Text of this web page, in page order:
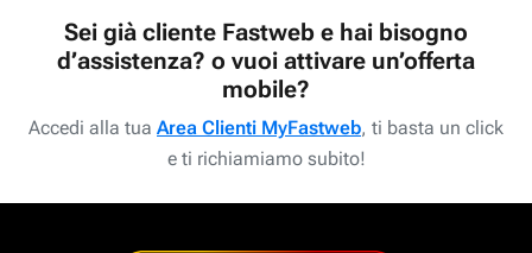
Sei già cliente Fastweb e hai bisogno
d’assistenza? o vuoi attivare un’offerta
mobile?
Accedi alla tua Area Clienti MyFastweb, ti basta un click
e ti richiamiamo subito!